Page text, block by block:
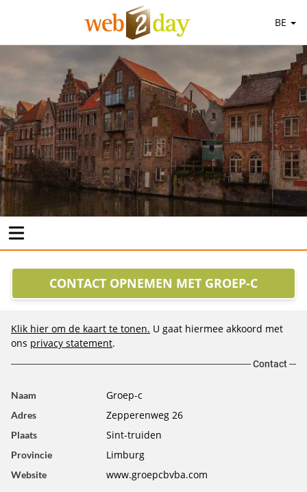
BE
CONTACT OPNEMEN MET GROEP-C
Klik hier om de kaart te tonen. U gaat hiermee akkoord met
ons privacy statement.
Contact
Naam Groep-c
Adres Zepperenweg 26
Plaats Sint-truiden
Provincie Limburg
Website www.groepcbvba.com